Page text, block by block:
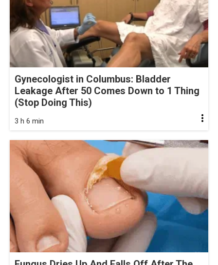
Gynecologist in Columbus: Bladder
Leakage After 50 Comes Down to 1 Thing
(Stop Doing This)
3 h 6 min